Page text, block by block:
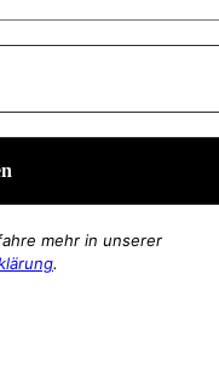
mehr in unserer
.